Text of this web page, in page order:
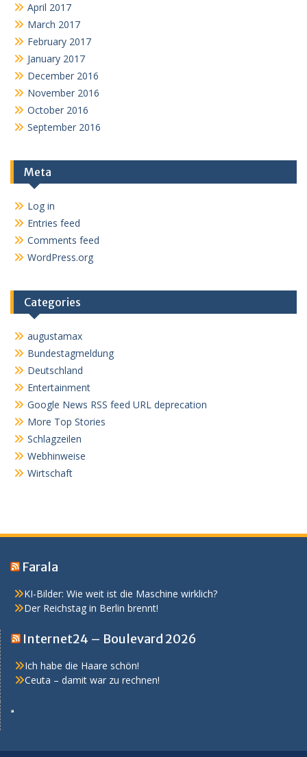
April 2017
March 2017
February 2017
January 2017
December 2016
November 2016
October 2016
September 2016
Meta
Log in
Entries feed
Comments feed
WordPress.org
Categories
augustamax
Bundestagmeldung
Deutschland
Entertainment
Google News RSS feed URL deprecation
More Top Stories
Schlagzeilen
Webhinweise
Wirtschaft
Farala
KI-Bilder: Wie weit ist die Maschine wirklich?
Der Reichstag in Berlin brennt!
Internet24 – Boulevard 2026
Ich habe die Haare schön!
Ceuta – damit war zu rechnen!